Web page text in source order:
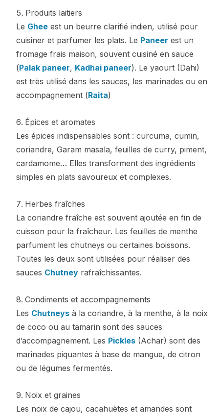
Produits laitiers
Le Gheeest un beurre clarifié indien, utilisé pour
cuisiner et parfumer les plats. Le Paneer est un
fromage frais maison, souvent cuisiné en sauce
(Palak paneer, Kadhai paneer). Le yaourt (Dahi)
est très utilisé dans les sauces, les marinades ou en
accompagnement (Raita)
Épices et aromates
Les épices indispensables sont : curcuma, cumin,
coriandre, Garam masala, feuilles de curry, piment,
cardamome… Elles transforment des ingrédients
simples en plats savoureux et complexes.
Herbes fraîches
La coriandre fraîche est souvent ajoutée en fin de
cuisson pour la fraîcheur. Les feuilles de menthe
parfument les chutneys ou certaines boissons.
Toutes les deux sont utilisées pour réaliser des
sauces Chutneyrafraîchissantes.
Condiments et accompagnements
Les Chutneysà la coriandre, à la menthe, à la noix
de coco ou au tamarin sont des sauces
d’accompagnement. Les Pickles(Achar) sont des
marinades piquantes à base de mangue, de citron
ou de légumes fermentés.
Noix et graines
Les noix de cajou, cacahuètes et amandes sont